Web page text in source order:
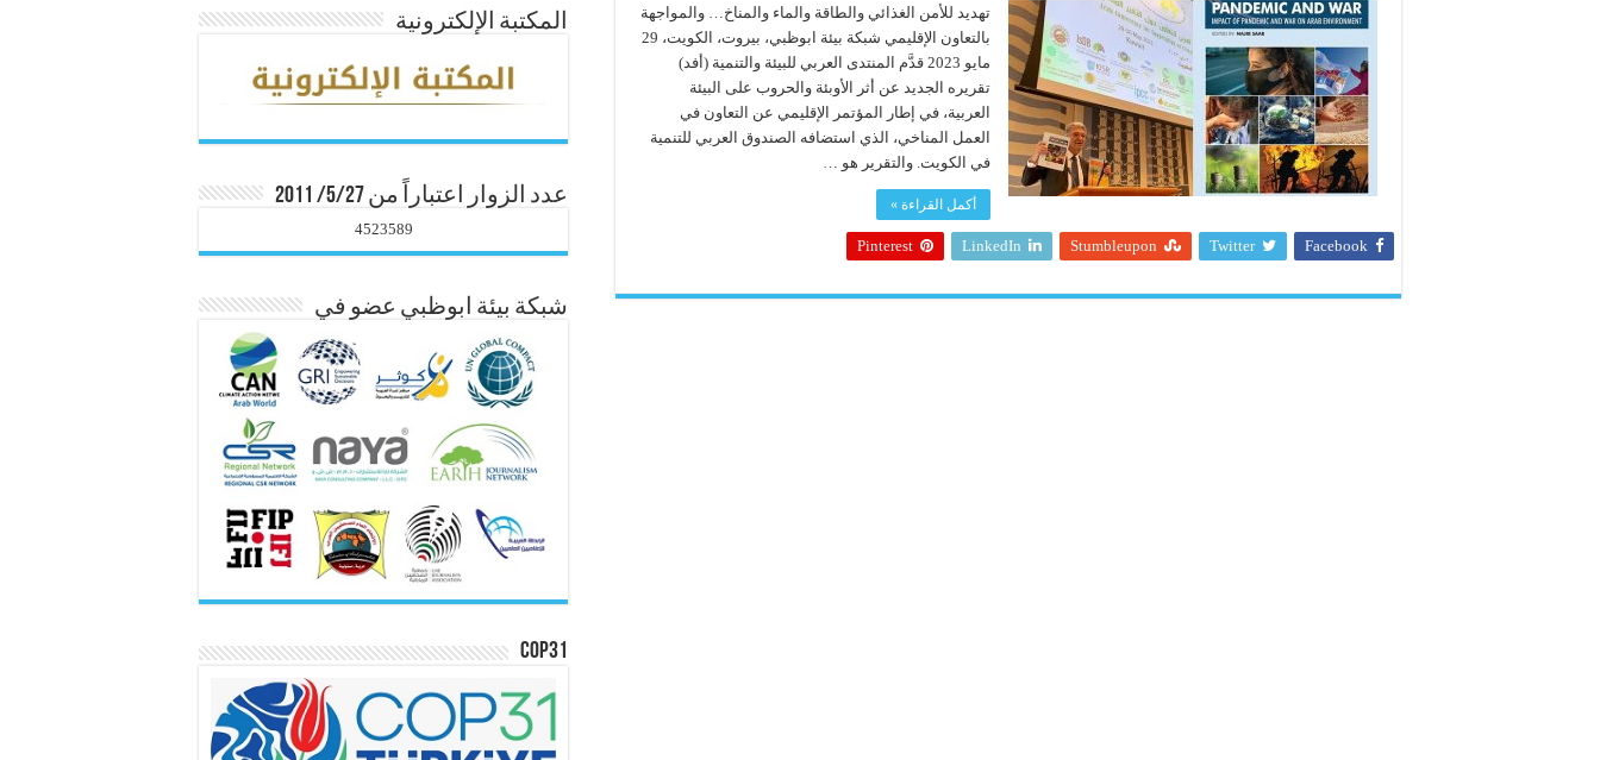
تهديد للأمن الغذائي والطاقة والماء والمناخ… والمواجهة
بالتعاون الإقليمي شبكة بيئة ابوظبي، بيروت، الكويت، 29
مايو 2023 قدَّم المنتدى العربي للبيئة والتنمية (أفد)
تقريره الجديد عن أثر الأوبئة والحروب على البيئة
العربية، في إطار المؤتمر الإقليمي عن التعاون في
العمل المناخي، الذي استضافه الصندوق العربي للتنمية
في الكويت. والتقرير هو …
أكمل القراءة »
Facebook
Twitter
Stumbleupon
LinkedIn
Pinterest
المكتبة الإلكترونية
عدد الزوار اعتباراً من 5/27/ 2011
4523589
شبكة بيئة ابوظبي عضو في
COP31